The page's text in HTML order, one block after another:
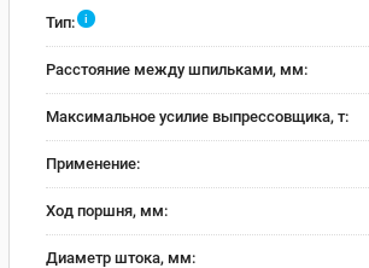
Тип:
i
Расстояние между шпильками, мм:
Максимальное усилие выпрессовщика, т:
Применение:
Ход поршня, мм:
Диаметр штока, мм: